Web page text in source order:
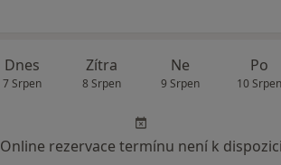
Dnes
7 Srpen
Zítra
8 Srpen
Ne
9 Srpen
Po
10 Srpen
Online rezervace termínu není k dispozici